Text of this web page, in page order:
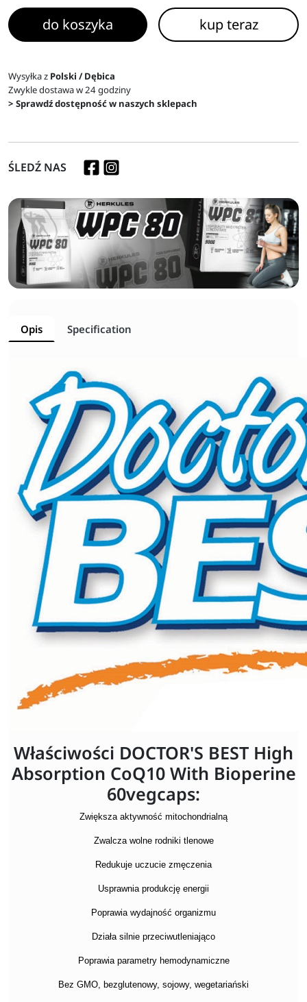
do koszyka kup teraz
Wysyłka z Polski / Dębica
Zwykle dostawa w 24 godziny
> Sprawdź dostępność w naszych sklepach
ŚLEDŹ NAS
Opis Specification
Właściwości DOCTOR'S BEST High
Absorption CoQ10 With Bioperine
60vegcaps:
Zwiększa aktywność mitochondrialną
Zwalcza wolne rodniki tlenowe
Redukuje uczucie zmęczenia
Usprawnia produkcję energii
Poprawia wydajność organizmu
Działa silnie przeciwutleniająco
Poprawia parametry hemodynamiczne
Bez GMO, bezglutenowy, sojowy, wegetariański